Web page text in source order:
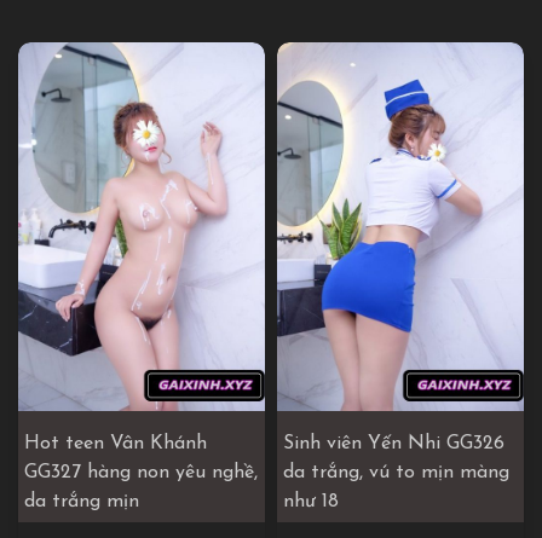
Hot teen Vân Khánh
GG327 hàng non yêu nghề,
da trắng mịn
Sinh viên Yến Nhi GG326
da trắng, vú to mịn màng
như 18